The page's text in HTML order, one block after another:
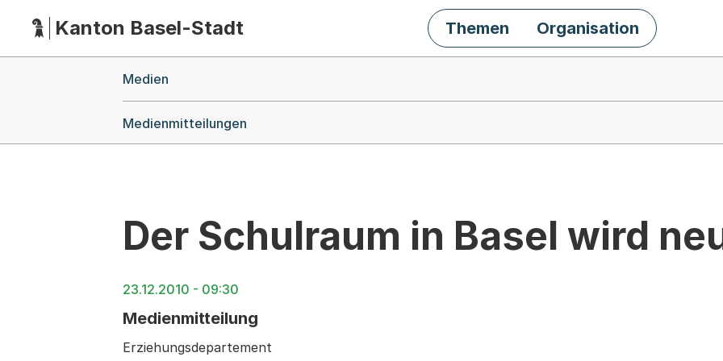
HauptnavigationKanton Basel-Stadt Themen Organisation
Medien
Medienmitteilungen
Der Schulraum in Basel wird
23.12.2010 - 09:30
Medienmitteilung
Erziehungsdepartement